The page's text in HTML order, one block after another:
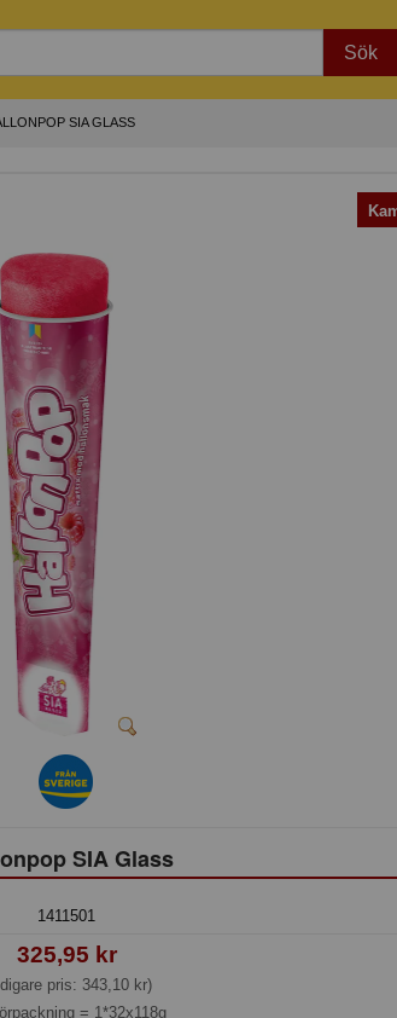
Sök
SIA GLASS
SIA Glass
1411501
325,95 kr
pris: 343,10 kr)
= 1*32x118g